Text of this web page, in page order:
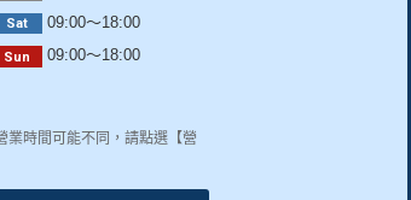
Sat 09:00～18:00
Sun 09:00～18:00
時間可能不同，請點選【營